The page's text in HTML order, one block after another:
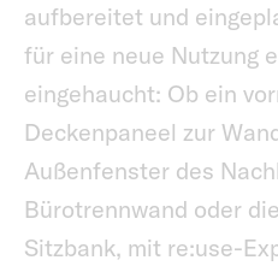
aufbereitet und
für eine neue Nutzung
eingehaucht: Ob ein
Deckenpaneel zur
Außenfenster des
Bürotrennwand oder
Sitzbank, mit re:use-